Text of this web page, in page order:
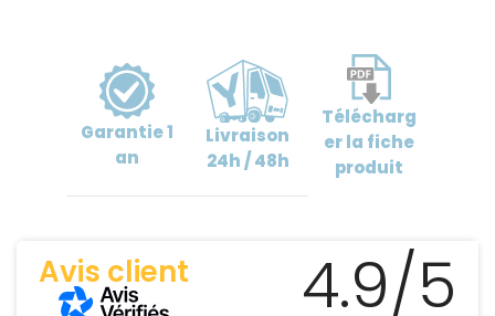
Garantie1
an
Livraison
24h / 48h
Télécharg
erla fiche
produit
Avis client 4.9/5